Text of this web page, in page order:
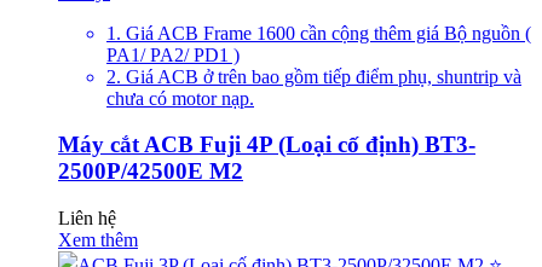
1. Giá ACB Frame 1600 cần cộng thêm giá Bộ nguồn (
PA1/ PA2/ PD1 )
2. Giá ACB ở trên bao gồm tiếp điểm phụ, shuntrip và
chưa có motor nạp.
Máy cắt ACB Fuji 4P (Loại cố định) BT3-
2500P/42500E M2
Liên hệ
Xem thêm